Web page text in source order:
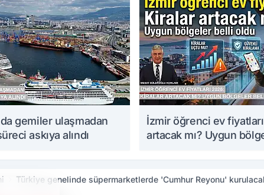
gemiler ulaşmadan
askıya alındı
İzmir öğrenci ev
artacak mı? Uygun
Türkiye genelinde süpermarketlerde 'Cumhur Reyonu'